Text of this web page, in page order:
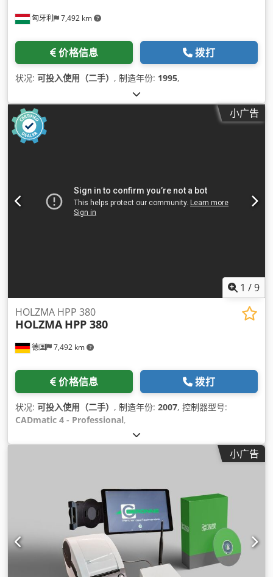
匈牙利 7,492 km
价格信息 拨打
状况: 可投入使用（二手） , 制造年份: 1995,
小广告
1 /9
德国 7,492 km
HOLZMA HPP 380
HOLZMA HPP 380
价格信息 拨打
状况: 可投入使用（二手） , 制造年份: 2007, 控制器型号:
CADmatic 4 - Professional,
小广告